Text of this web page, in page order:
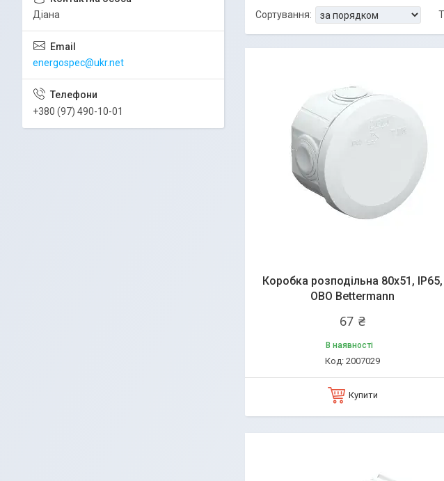
Коробка розподільна 80х51, ІР65,
OBO Bettermann
67 ₴
В наявності
2007029
Купити
Діана
energospec@ukr.net
+380 (97) 490-10-01